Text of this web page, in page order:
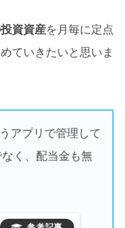
資資産を月毎に定点
ていきたいと思いま
アプリで管理して
く、配当金も無